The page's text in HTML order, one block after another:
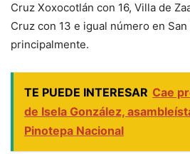
Cruz Xoxocotlán con 16, Villa de
Cruz con 13 e igual número en San
principalmente.
TE PUEDE INTERESAR Cae
de Isela González,
Pinotepa Nacional